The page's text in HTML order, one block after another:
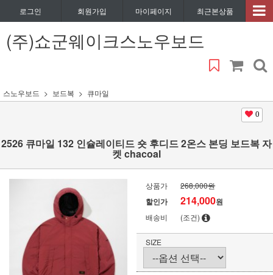
로그인 회원가입 마이페이지 최근본상품
(주)쇼군웨이크스노우보드
스노우보드 보드복 큐마일
0
2526 큐마일 132 인슐레이티드 숏 후디드 2온스 본딩 보드복 자
켓 chacoal
상품가 268,000원
할인가 214,000원
배송비 (조건)
SIZE